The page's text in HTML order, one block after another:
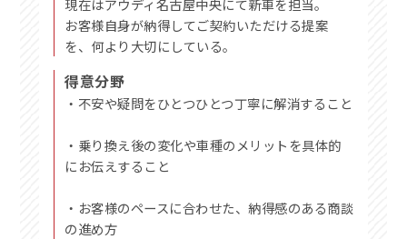
現在はアウディ名古屋中央にて新車を担当。
お客様自身が納得してご契約いただける提案
を、何より大切にしている。
得意分野
・不安や疑問をひとつひとつ丁寧に解消すること
・乗り換え後の変化や車種のメリットを具体的
にお伝えすること
・お客様のペースに合わせた、納得感のある商談
の進め方